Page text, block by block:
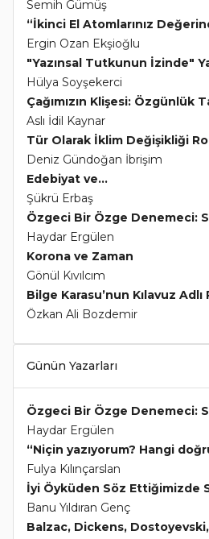
Semih Gümüş
“İkinci El Atomlarınız
Ergin Ozan Ekşioğlu
"Yazınsal Tutkunun İzinde"
Hülya Soyşekerci
Çağımızın Klişesi: Özgünlük
Aslı İdil Kaynar
Tür Olarak İklim Değişikliği
Deniz Gündoğan İbrişim
Edebiyat ve...
Şükrü Erbaş
Özgeci Bir Özge Denemeci:
Haydar Ergülen
Korona ve Zaman
Gönül Kıvılcım
Bilge Karasu’nun Kılavuz Adlı
Özkan Ali Bozdemir
Günün Yazarları
Özgeci Bir Özge Denemeci:
Haydar Ergülen
“Niçin yazıyorum? Hangi
Fulya Kılınçarslan
İyi Öyküden Söz Ettiğimizde
Banu Yıldıran Genç
Balzac, Dickens,